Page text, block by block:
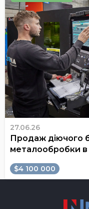
27.06.26
Продаж діючого
металообробки в
$4 100 000